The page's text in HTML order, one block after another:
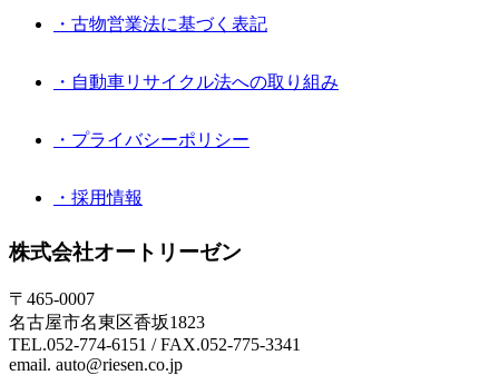
・古物営業法に基づく表記
・自動車リサイクル法への取り組み
・プライバシーポリシー
・採用情報
株式会社オートリーゼン
〒465-0007
名古屋市名東区香坂1823
TEL.052-774-6151 / FAX.052-775-3341
email. auto@riesen.co.jp